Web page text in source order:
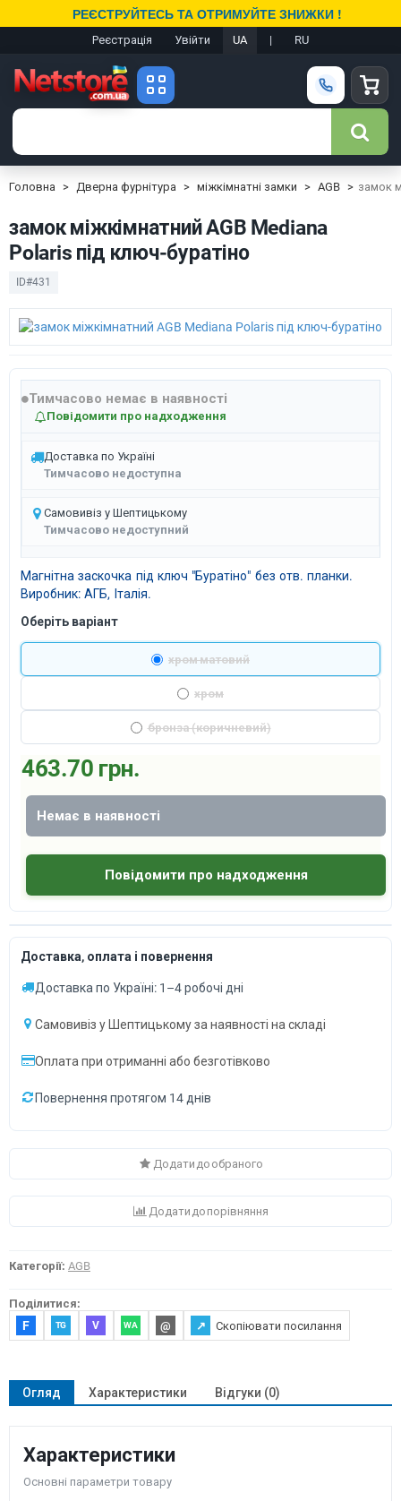
РЕЄСТРУЙТЕСЬ ТА ОТРИМУЙТЕ ЗНИЖКИ !
Реєстрація Увійти UA | RU
Головна Дверна фурнітура міжкімнатні замки AGB замок
замок міжкімнатний AGB Mediana
Polaris під ключ-буратіно
ID#431
Тимчасово немає в наявності
Повідомити про надходження
Доставка по Україні
Тимчасово недоступна
Самовивіз у Шептицькому
Тимчасово недоступний
Магнітна заскочка під ключ "Буратіно" без отв. планки.
Виробник: АГБ, Італія.
Оберіть варіант
хром матовий
хром
бронза (коричневий)
463.70 грн.
Немає в наявності
Повідомити про надходження
Доставка, оплата і повернення
Доставка по Україні: 1–4 робочі дні
Самовивіз у Шептицькому за наявності на складі
Оплата при отриманні або безготівково
Повернення протягом 14 днів
Додати до обраного
Додати до порівняння
Категорії: AGB
Поділитися:
F TG V WA @ ↗ Скопіювати посилання
Огляд Характеристики Відгуки (0)
Характеристики
Основні параметри товару